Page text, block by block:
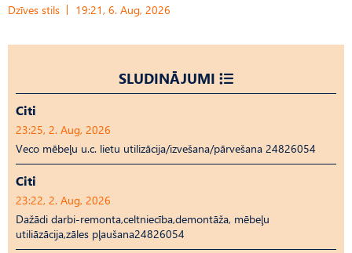
Dzīves stils 19:21, 6. Aug, 2026
SLUDINĀJUMI
Citi
23:25, 2. Aug, 2026
Veco mēbeļu u.c. lietu utilizācija/izvešana/pārvešana 24826054
Citi
23:22, 2. Aug, 2026
Dažādi darbi-remonta,celtniecība,demontāža, mēbeļu
utiliāzācija,zāles pļaušana24826054